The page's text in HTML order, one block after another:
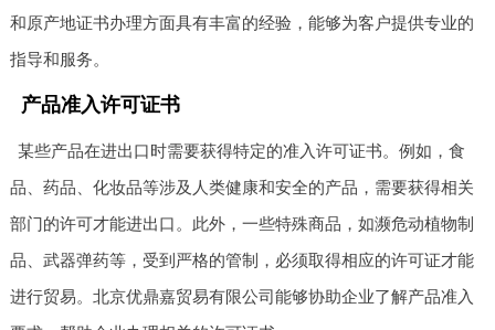
和原产地证书办理方面具有丰富的经验，能够为客户提供专业的
指导和服务。
产品准入许可证书
某些产品在进出口时需要获得特定的准入许可证书。例如，食
品、药品、化妆品等涉及人类健康和安全的产品，需要获得相关
部门的许可才能进出口。此外，一些特殊商品，如濒危动植物制
品、武器弹药等，受到严格的管制，必须取得相应的许可证才能
进行贸易。北京优鼎嘉贸易有限公司能够协助企业了解产品准入